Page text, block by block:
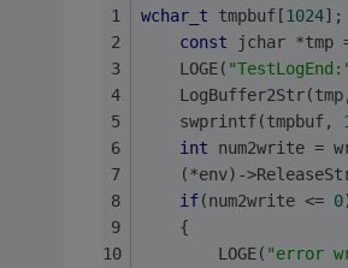
wchar_t tmpbuf[1024];
const jchar *tmp
	LOGE(
	swprintf(tmpbuf,
int num2write =
(*env)-
if(num2write <= 0
	{
		LOGE(
"error